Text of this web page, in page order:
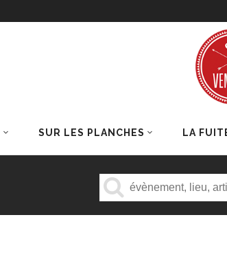
SUR LES PLANCHES LA